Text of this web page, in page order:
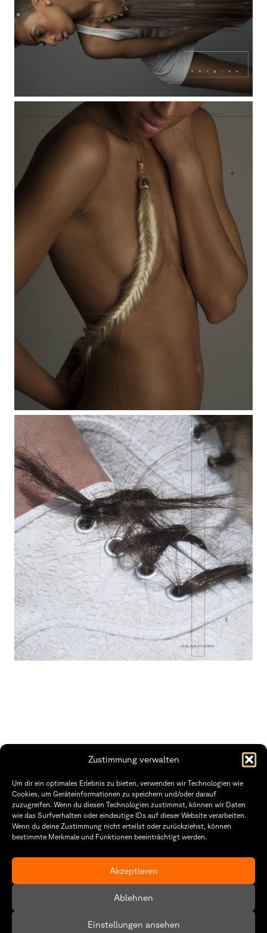
Zustimmung verwalten
Um dir ein optimales Erlebnis zu bieten, verwenden wir Technologien wie
Cookies, um Geräteinformationen zu speichern und/oder darauf
zuzugreifen. Wenn du diesen Technologien zustimmst, können wir Daten
wie das Surfverhalten oder eindeutige IDs auf dieser Website verarbeiten.
Wenn du deine Zustimmung nicht erteilst oder zurückziehst, können
bestimmte Merkmale und Funktionen beeinträchtigt werden.
Akzeptieren
Ablehnen
Einstellungen ansehen
THWS | Fakultät Gestaltung Würzburg
Technische Hochschule
Würzburg-Schweinfurt
Sanderheinrichsleitenweg 20
tel: +49 931 35 11 93 02
Öffnungszeiten Dekanat
Montag – Freitag
8:30 – 12:00
8:30 – 15:30
Datenschutzerklärung